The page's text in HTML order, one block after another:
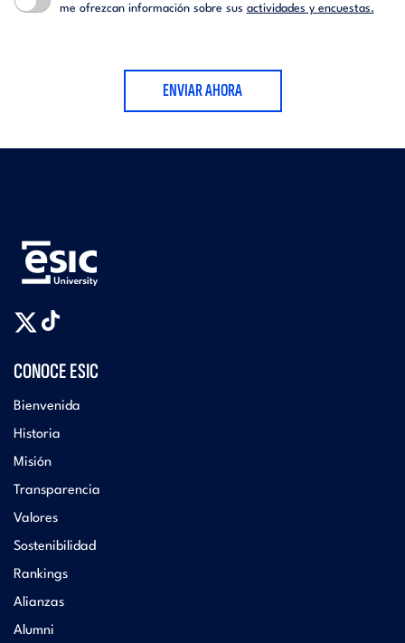
me ofrezcan información sobre sus actividades y encuestas.
ENVIAR AHORA
CONOCE ESIC
Bienvenida
Historia
Misión
Transparencia
Valores
Sostenibilidad
Rankings
Alianzas
Alumni